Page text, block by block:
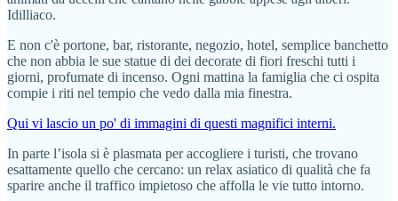
Idilliaco.
E non c'è portone, bar, ristorante, negozio, hotel, semplice banchetto
che non abbia le sue statue di dei decorate di fiori freschi tutti i
giorni, profumate di incenso. Ogni mattina la famiglia che ci ospita
compie i riti nel tempio che vedo dalla mia finestra.
Qui vi lascio un po' di immagini di questi magnifici interni.
In parte l’isola si è plasmata per accogliere i turisti, che trovano
esattamente quello che cercano: un relax asiatico di qualità che fa
sparire anche il traffico impietoso che affolla le vie tutto intorno.